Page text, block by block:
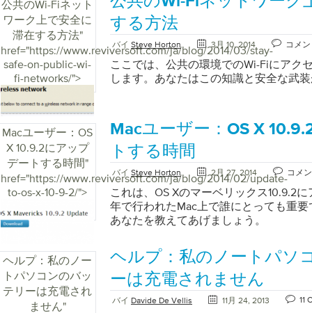
ィスプレイを選択する必要がある場合
または[ フォントと画面ズーム]をタッ
用して、テキストサイズを小さいサイ
やします Samsungタブレットホーム画
します [設定]をタップしてから、 [ 表示
ップタップ（またはスライダーを使用
ティ]をタップします 大きなテキストを
プでは、 より大きなアクセシビリティ
がある場合があります スライダーを使
くまたは小さくしますブラウザのテキ
Microsoft Edge、Internet Explorer、
Safariを使用して、次の手順に従います
ー： コマンドを使用）とプラス記号（
（ – ）を押して、テキストサイズを増
のブラウザでは、新しいWebページを
ズを大きくする必要があります。ただ
を使用している場合は、アクセスする
フォルトのフォントサイズを変更でき
ジでデフォルトのフォントサイズを変
公共のWi-Fiネット
ワーク上で安全に
滞在する方法"
href="https://www.reviversoft.com/ja/blog/2014/03/stay-
safe-on-public-wi-
fi-networks/">
する方法
バイ Steve Horton 3月 10, 2014 コメ
ここでは、公共の環境でのWi-Fiにアク
します。あなたはこの知識と安全な武
Macユーザー：OS
X 10.9.2にアップ
デートする時間"
href="https://www.reviversoft.com/ja/blog/2014/02/update-
to-os-x-10-9-2/">
Macユーザー：OS X
トする時間
バイ Steve Horton 2月 27, 2014 コメ
これは、OS Xのマーベリックス10.9.2
年で行われたMac上で誰にとっても重
あなたを教えてあげましょう。
ヘルプ：私のノー
トパソコンのバッ
テリーは充電され
ません"
ヘルプ：私のノートパソ
ーは充電されません
バイ Davide De Vellis 11月 24, 2013 11